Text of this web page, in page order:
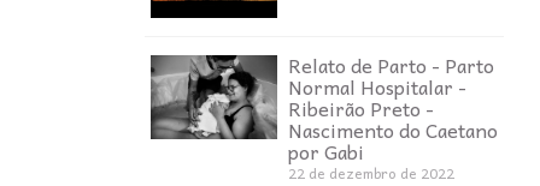
Relato de Parto - Parto
Normal Hospitalar -
Ribeirão Preto -
Nascimento do Caetano
por Gabi
22 de dezembro de 2022